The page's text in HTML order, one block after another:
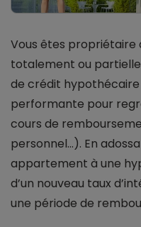
Vous êtes propriétaire
totalement ou
de crédit
performante pour
cours de
personnel...). En
appartement à une
d’un nouveau taux
une période de